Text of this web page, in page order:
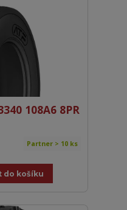
108A6 8PR
Partner > 10 ks
do košíku